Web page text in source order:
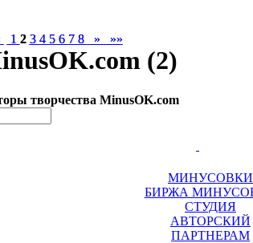
(2)
творчества MinusOK.com
МИНУСОВКИ
БИРЖА
СТУДИЯ
АВТОРСКИЙ
ПАРТНЕРАМ
1 2 3 4 5 6 7 8 » »»
1 2 3 4 5 6 7 8 » »»